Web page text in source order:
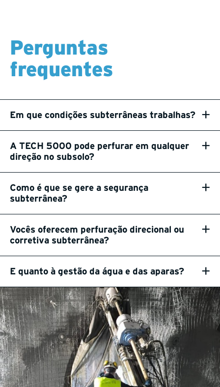
Perguntas
frequentes
Em que condições subterrâneas trabalhas? +
A TECH 5000 pode perfurar em qualquer
direção no subsolo?
+
Como é que se gere a segurança
subterrânea?
+
Vocês oferecem perfuração direcional ou
corretiva subterrânea?
+
E quanto à gestão da água e das aparas? +